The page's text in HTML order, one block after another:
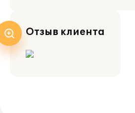
Отзыв клиента